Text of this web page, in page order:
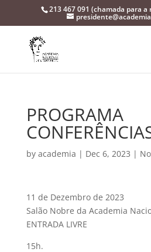
213 467 091 (chamada para
PROGRAMA
by academia | Dec 6, 2023 |
11 de Dezembro de 2023
Salão Nobre da Academia
ENTRADA LIVRE
15h.